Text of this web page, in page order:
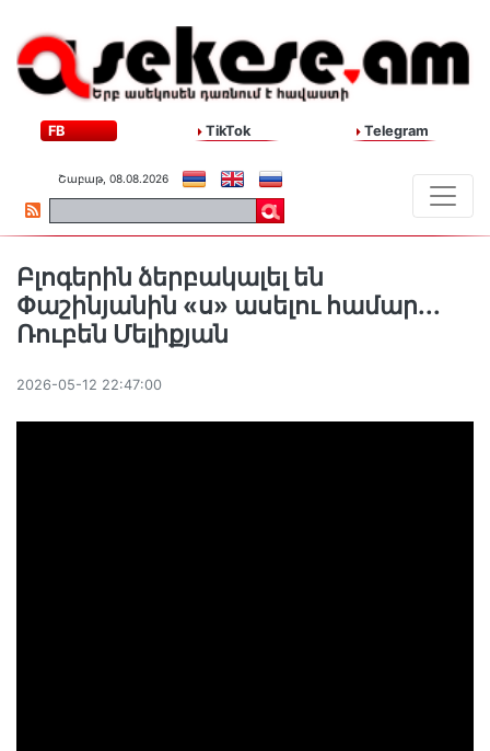
FB TikTok Telegram
Շաբաթ, 08.08.2026
Բլոգերին ձերբակալել են
Փաշինյանին «ս» ասելու համար․․․
Ռուբեն Մելիքյան
2026-05-12 22:47:00